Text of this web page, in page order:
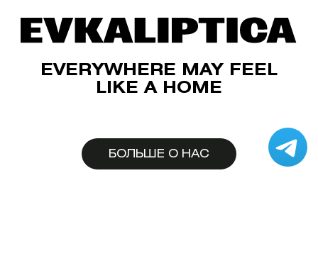
EVERYWHERE MAY FEEL
LIKE A HOME
БОЛЬШЕ О НАС